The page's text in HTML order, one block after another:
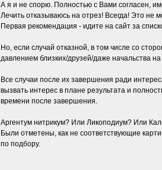
А я и не спорю. Полностью с Вами согласен,
Лечить отказываюсь на отрез! Всегда! Это не
Первая рекомендация - идите на сайт за
Но, если случай отказной, в том числе со
давлением близких/друзей/даже начальства
Все случаи после их завершения ради
вызвать интерес в плане результата и
времени после завершения.
Аргентум нитрикум? Или Ликоподиум? Или
Были отметены, как не соответствующие
по подбору.